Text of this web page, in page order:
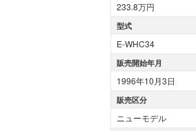
233.8万円
型式
E-WHC34
販売開始年月
1996年10月3日
販売区分
ニューモデル